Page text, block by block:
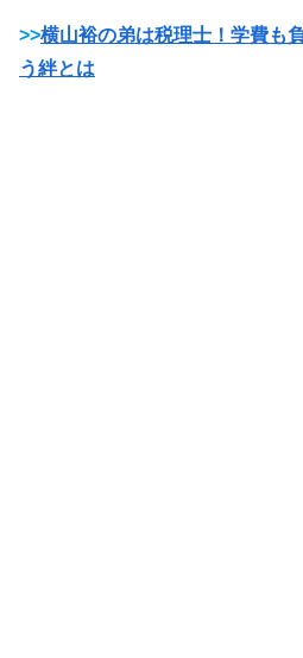
>>横山裕の弟は税理士！学費も
う絆とは